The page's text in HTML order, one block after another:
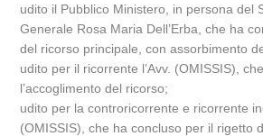
udito il Pubblico Ministero, in persona del
Generale Rosa Maria Dell’Erba, che ha
del ricorso principale, con assorbimento
udito per il ricorrente l’Avv. (OMISSIS),
l’accoglimento del ricorso;
udito per la controricorrente e ricorrente
(OMISSIS), che ha concluso per il rigetto